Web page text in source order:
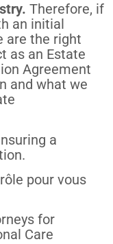
Therefore, if
an initial
are the right
as an Estate
Agreement
and what we
a
pour vous
for
Care